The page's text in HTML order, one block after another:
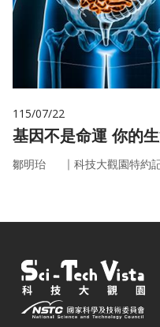
115/07/22
基因不是
鄒明珆 ｜ 科技大觀園特約